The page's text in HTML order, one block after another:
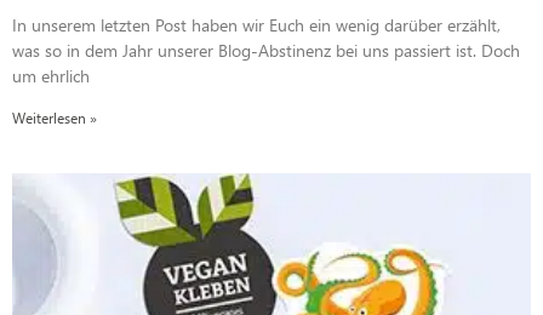
In unserem letzten Post haben wir Euch ein wenig darüber erzählt,
was so in dem Jahr unserer Blog-Abstinenz bei uns passiert ist. Doch
um ehrlich
Weiterlesen »